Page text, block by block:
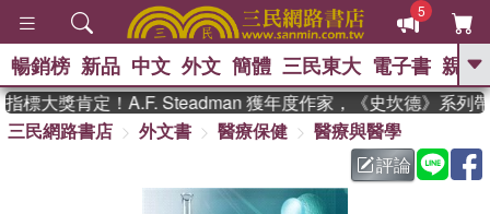
5
GO
熱搜： 東野圭吾 、 高希均教授回憶錄
父親節 、 如果歷
暑期推薦 、 國際布克
獎 臺灣漫遊錄 、
暢銷榜 新品 中文 外文 簡體 三民東大 電子書 親子
標大獎肯定！A.F. Steadman 獲年度作家，《史坎德》系列帶
三民網路書店
外文書 醫療保健
醫療與醫學
評論